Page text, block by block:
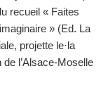
recueil « Faites
» (Ed. La
projette le·la
de l’Alsace-Moselle